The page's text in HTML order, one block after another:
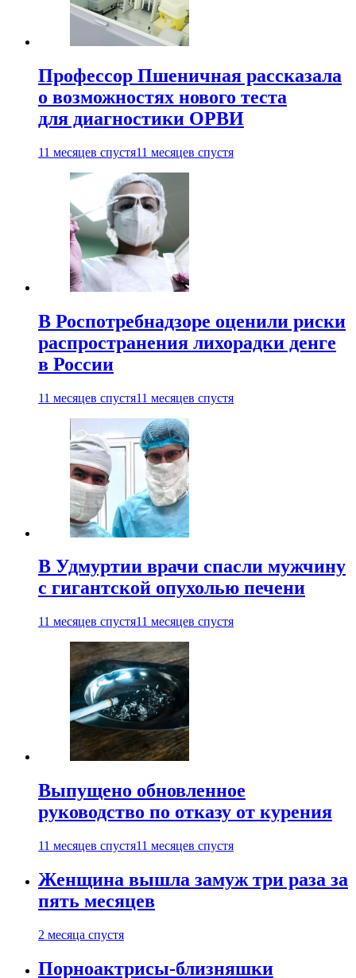
Профессор Пшеничная рассказала
о возможностях нового теста
для диагностики ОРВИ
11 месяцев спустя11 месяцев спустя
В Роспотребнадзоре оценили риски
распространения лихорадки денге
в России
11 месяцев спустя11 месяцев спустя
В Удмуртии врачи спасли мужчину
с гигантской опухолью печени
11 месяцев спустя11 месяцев спустя
Выпущено обновленное
руководство по отказу от курения
11 месяцев спустя11 месяцев спустя
Женщина вышла замуж три раза за
пять месяцев
2 месяца спустя
Порноактрисы-близняшки